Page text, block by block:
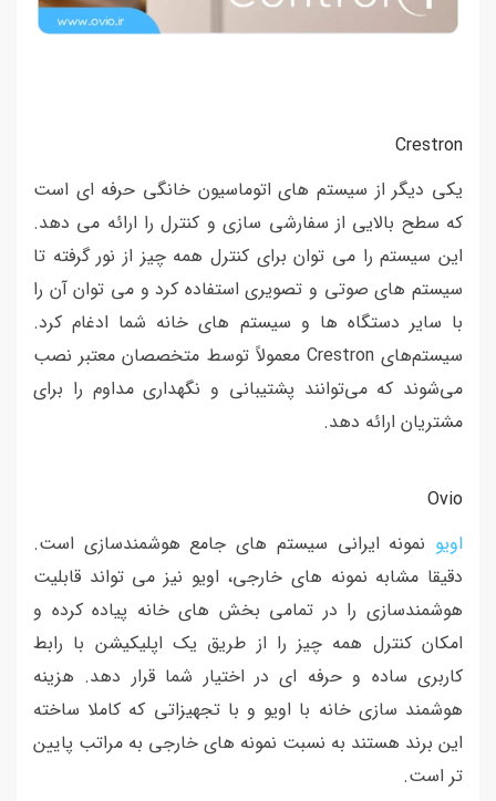
Crestron
یکی دیگر از سیستم های اتوماسیون خانگی حرفه ای است
که سطح بالایی از سفارشی سازی و کنترل را ارائه می دهد.
این سیستم را می توان برای کنترل همه چیز از نور گرفته تا
سیستم های صوتی و تصویری استفاده کرد و می توان آن را
با سایر دستگاه ها و سیستم های خانه شما ادغام کرد.
سیستم‌های Crestron معمولاً توسط متخصصان معتبر نصب
می‌شوند که می‌توانند پشتیبانی و نگهداری مداوم را برای
مشتریان ارائه دهد.
Ovio
اویو نمونه ایرانی سیستم های جامع هوشمندسازی است.
دقیقا مشابه نمونه های خارجی، اویو نیز می تواند قابلیت
هوشمندسازی را در تمامی بخش های خانه پیاده کرده و
امکان کنترل همه چیز را از طریق یک اپلیکیشن با رابط
کاربری ساده و حرفه ای در اختیار شما قرار دهد. هزینه
هوشمند سازی خانه با اویو و با تجهیزاتی که کاملا ساخته
این برند هستند به نسبت نمونه های خارجی به مراتب پایین
تر است.